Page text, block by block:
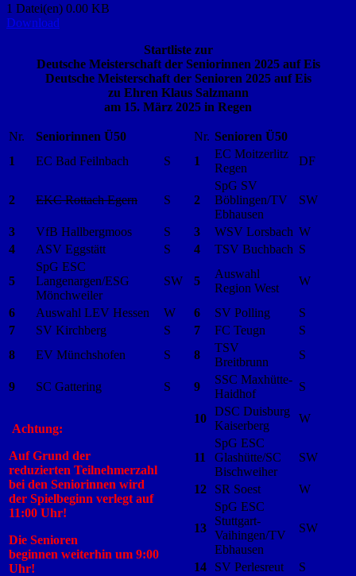
1 Datei(en) 0.00 KB
Download
Startliste zur
Deutsche Meisterschaft der Seniorinnen 2025 auf Eis
Deutsche Meisterschaft der Senioren 2025 auf Eis
zu Ehren Klaus Salzmann
am 15. März 2025 in Regen
Nr. Seniorinnen Ü50 Nr. Senioren Ü50
1
EC Bad Feilnbach S 1
EC Moitzerlitz
Regen
DF
2 EKC Rottach Egern S 2
SpG SV
Böblingen/TV
Ebhausen
SW
3 VfB Hallbergmoos S 3 WSV Lorsbach W
4
ASV Eggstätt S 4 TSV Buchbach S
5
SpG ESC
Langenargen/ESG
Mönchweiler
SW 5
Auswahl
Region West
W
6 Auswahl LEV Hessen W 6 SV Polling
S
7
SV Kirchberg S 7 FC Teugn
S
8
EV Münchshofen S 8
TSV
Breitbrunn
S
9 SC Gattering S 9
SSC Maxhütte-
Haidhof
S
Achtung:
Auf Grund der
reduzierten Teilnehmerzahl
bei den Seniorinnen wird
der Spielbeginn verlegt auf
11:00 Uhr!
Die Senioren
beginnen weiterhin um 9:00
Uhr!
10
DSC Duisburg
Kaiserberg
W
11
SpG ESC
Glashütte/SC
Bischweiher
SW
12 SR Soest W
13
SpG ESC
Stuttgart-
Vaihingen/TV
Ebhausen
SW
14 SV Perlesreut
S